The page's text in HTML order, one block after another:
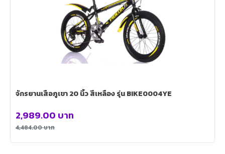
จักรยานเสือภูเขา 20 นิ้ว สีเหลือง รุ่น BIKE0004YE
4,484.00บาท
2,989.00 บาท